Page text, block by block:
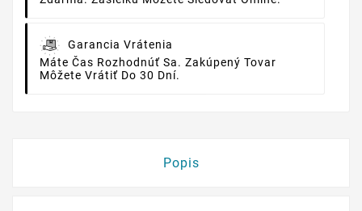
Garancia Vrátenia
Máte Čas Rozhodnúť Sa. Zakúpený Tovar
Môžete Vrátiť Do 30 Dní.
Popis